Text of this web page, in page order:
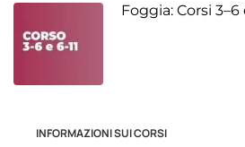
Foggia: Corsi 3–6
INFORMAZIONI SUI CORSI